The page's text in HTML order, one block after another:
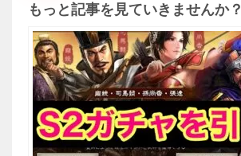
もっと記事を見ていきませんか？